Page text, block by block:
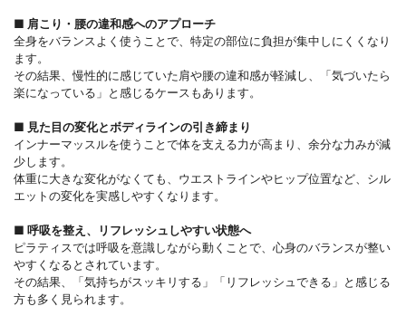
■ 肩こり・腰の違和感へのアプローチ
全身をバランスよく使うことで、特定の部位に負担が集中しにくくなり
ます。
その結果、慢性的に感じていた肩や腰の違和感が軽減し、「気づいたら
楽になっている」と感じるケースもあります。
■ 見た目の変化とボディラインの引き締まり
インナーマッスルを使うことで体を支える力が高まり、余分な力みが減
少します。
体重に大きな変化がなくても、ウエストラインやヒップ位置など、シル
エットの変化を実感しやすくなります。
■ 呼吸を整え、リフレッシュしやすい状態へ
ピラティスでは呼吸を意識しながら動くことで、心身のバランスが整い
やすくなるとされています。
その結果、「気持ちがスッキリする」「リフレッシュできる」と感じる
方も多く見られます。